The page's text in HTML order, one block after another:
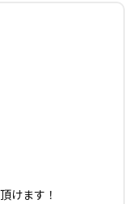
けます！